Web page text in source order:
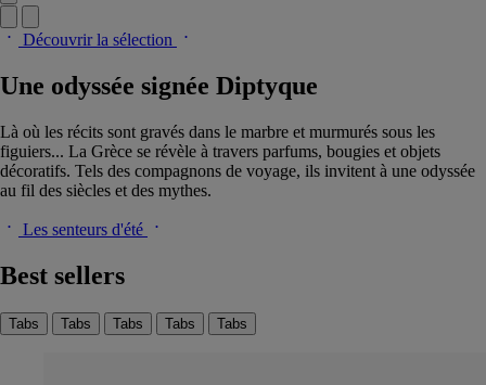
Découvrir la sélection
Une odyssée signée Diptyque
Là où les récits sont gravés dans le marbre et murmurés sous les
figuiers... La Grèce se révèle à travers parfums, bougies et objets
décoratifs. Tels des compagnons de voyage, ils invitent à une odyssée
au fil des siècles et des mythes.
Les senteurs d'été
Best sellers
Tabs Tabs Tabs Tabs Tabs